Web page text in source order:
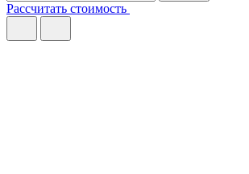
Рассчитать стоимость